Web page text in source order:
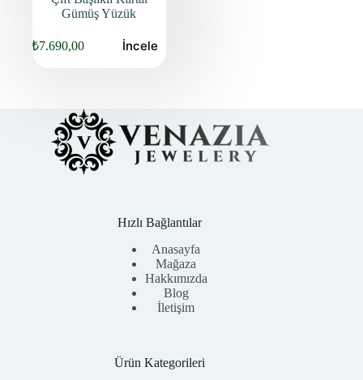
Gümüş Yüzük
Orijinal
₺7.690,00
Şu
İncele
Hızlı Bağlantılar
Anasayfa
Mağaza
Hakkımızda
Blog
İletişim
Ürün Kategorileri